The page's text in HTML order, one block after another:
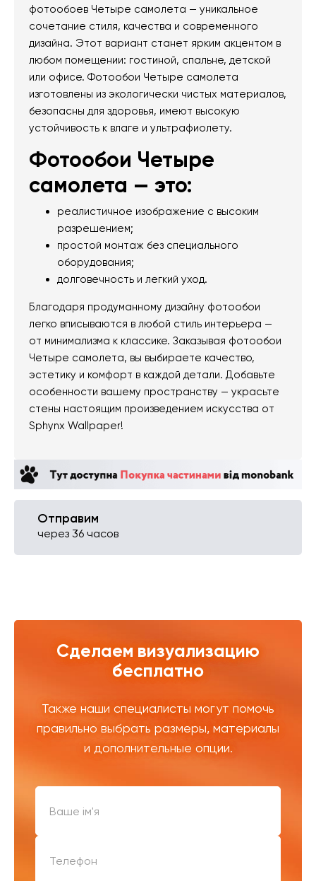
фотообоев Четыре самолета — уникальное
сочетание стиля, качества и современного
дизайна. Этот вариант станет ярким акцентом в
любом помещении: гостиной, спальне, детской
или офисе. Фотообои Четыре самолета
изготовлены из экологически чистых материалов,
безопасны для здоровья, имеют высокую
устойчивость к влаге и ультрафиолету.
Фотообои Четыре
самолета — это:
реалистичное изображение с высоким
разрешением;
простой монтаж без специального
оборудования;
долговечность и легкий уход.
Благодаря продуманному дизайну фотообои
легко вписываются в любой стиль интерьера —
от минимализма к классике. Заказывая фотообои
Четыре самолета, вы выбираете качество,
эстетику и комфорт в каждой детали. Добавьте
особенности вашему пространству — украсьте
стены настоящим произведением искусства от
Sphynx Wallpaper!
Отправим
через 36 часов
Сделаем визуализацию
бесплатно
Также наши специалисты могут помочь
правильно выбрать размеры, материалы
и дополнительные опции.